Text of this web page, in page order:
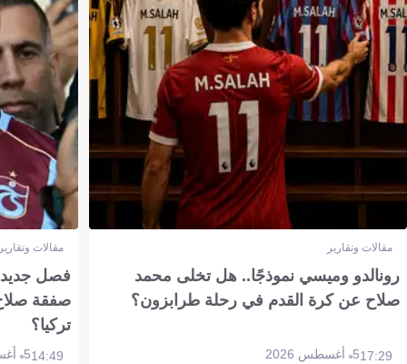
مقالات وتقارير
رونالدو وميسي نموذجًا.. هل تخلى محمد
صلاح عن كرة القدم في رحلة طرابزون؟
17:295 أغسطس 2026
مقالات
فصل جديد
صفقة
تركيا؟
14:495 أغسطس 2026